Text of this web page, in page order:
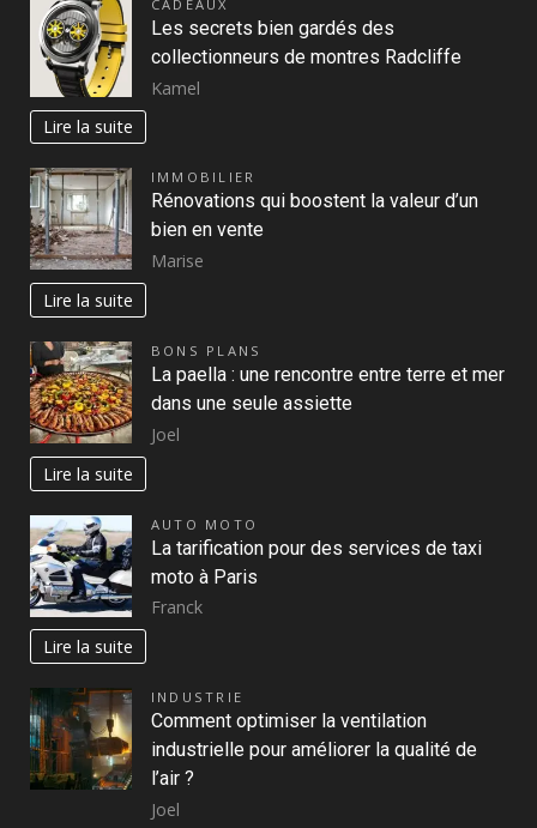
CADEAUX
Les secrets bien gardés des
collectionneurs de montres Radcliffe
Kamel
Lire la suite
IMMOBILIER
Rénovations qui boostent la valeur d’un
bien en vente
Marise
Lire la suite
BONS PLANS
La paella : une rencontre entre terre et mer
dans une seule assiette
Joel
Lire la suite
AUTO MOTO
La tarification pour des services de taxi
moto à Paris
Franck
Lire la suite
INDUSTRIE
Comment optimiser la ventilation
industrielle pour améliorer la qualité de
l’air ?
Joel